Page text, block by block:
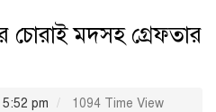
চোরাই মদসহ গ্রেফতার
pm 1094 Time View